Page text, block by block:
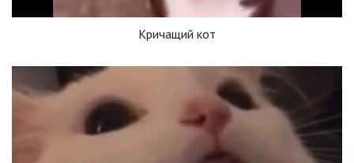
Кричащий кот